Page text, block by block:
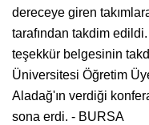
dereceye giren
tarafından takdim
teşekkür belgesinin
Üniversitesi Öğretim
Aladağ'ın verdiği
sona erdi. - BURSA